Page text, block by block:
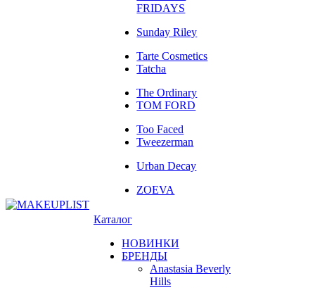
FRIDAYS
Sunday Riley
Tarte Cosmetics
Tatcha
The Ordinary
TOM FORD
Too Faced
Tweezerman
Urban Decay
ZOEVA
Каталог
НОВИНКИ
БРЕНДЫ
Anastasia Beverly
Hills